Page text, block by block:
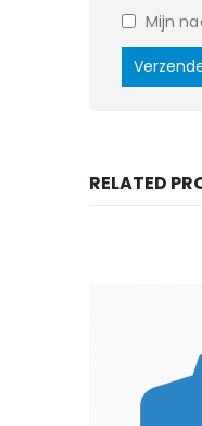
Mijn
RELATED